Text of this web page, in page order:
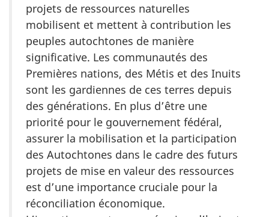
projets de ressources naturelles
mobilisent et mettent à contribution les
peuples autochtones de manière
significative. Les communautés des
Premières nations, des Métis et des Inuits
sont les gardiennes de ces terres depuis
des générations. En plus d’être une
priorité pour le gouvernement fédéral,
assurer la mobilisation et la participation
des Autochtones dans le cadre des futurs
projets de mise en valeur des ressources
est d’une importance cruciale pour la
réconciliation économique.